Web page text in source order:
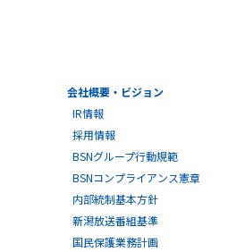
会社概要・ビジョン
IR情報
採用情報
BSNグループ行動規範
BSNコンプライアンス憲章
内部統制基本方針
新潟放送番組基準
国民保護業務計画